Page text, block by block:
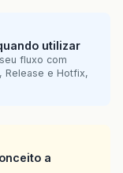
utilizar
fluxo com
Release e Hotfix,
a